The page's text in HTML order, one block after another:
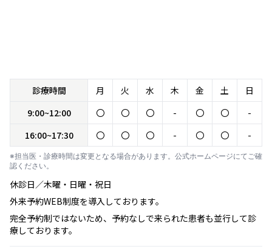
診療時間 月 火 水 木 金 土
日
9:00~12:00
〇 〇 〇 - 〇 〇
-
16:00~17:30
〇 〇 〇 - 〇 〇 -
※担当医・診療時間は変更となる場合があります。公式ホームページにてご確
認ください。
休診日／木曜・日曜・祝日
外来予約WEB制度を導入しております。
完全予約制ではないため、予約なしで来られた患者も並行して診
療しております。